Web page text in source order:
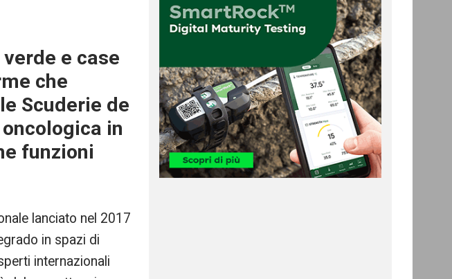
e case
che
Scuderie de
in
funzioni
lanciato nel 2017
in spazi di
internazionali